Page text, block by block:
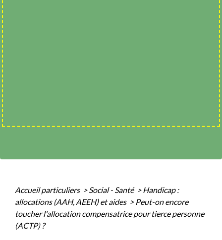
Accueil particuliers > Social - Santé > Handicap :
allocations (AAH, AEEH) et aides > Peut-on encore
toucher l'allocation compensatrice pour tierce personne
(ACTP) ?